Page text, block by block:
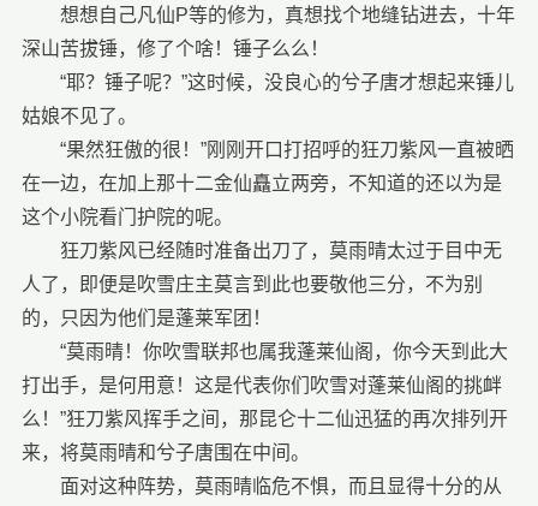
想想自己凡仙P等的修为，真想找个地缝钻进去，十年
深山苦拔锤，修了个啥！锤子么么！
“耶？锤子呢？”这时候，没良心的兮子唐才想起来锤儿
姑娘不见了。
“果然狂傲的很！”刚刚开口打招呼的狂刀紫风一直被晒
在一边，在加上那十二金仙矗立两旁，不知道的还以为是
这个小院看门护院的呢。
狂刀紫风已经随时准备出刀了，莫雨晴太过于目中无
人了，即便是吹雪庄主莫言到此也要敬他三分，不为别
的，只因为他们是蓬莱军团！
“莫雨晴！你吹雪联邦也属我蓬莱仙阁，你今天到此大
打出手，是何用意！这是代表你们吹雪对蓬莱仙阁的挑衅
么！”狂刀紫风挥手之间，那昆仑十二仙迅猛的再次排列开
来，将莫雨晴和兮子唐围在中间。
面对这种阵势，莫雨晴临危不惧，而且显得十分的从